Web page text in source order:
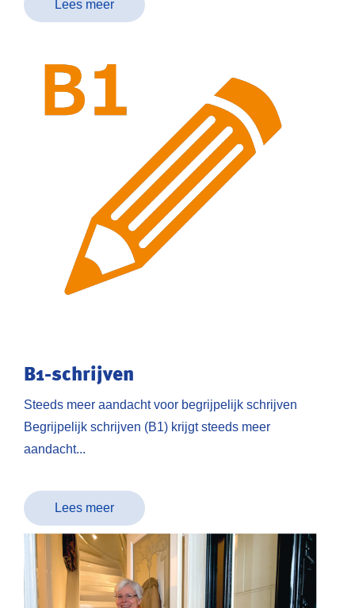
Lees meer
B1-schrijven
Steeds meer aandacht voor begrijpelijk schrijven
Begrijpelijk schrijven (B1) krijgt steeds meer
aandacht...
Lees meer